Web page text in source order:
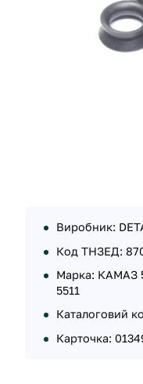
Виробник:
Код ТНЗЕД:
Марка: КАМАЗ
5511
Каталоговий
Карточка: